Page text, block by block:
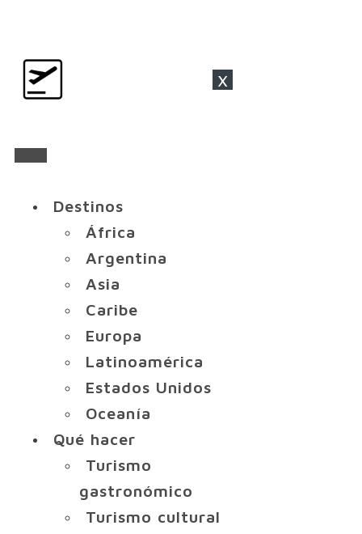
x
Destinos
África
Argentina
Asia
Caribe
Europa
Latinoamérica
Estados Unidos
Oceanía
Qué hacer
Turismo
gastronómico
Turismo cultural